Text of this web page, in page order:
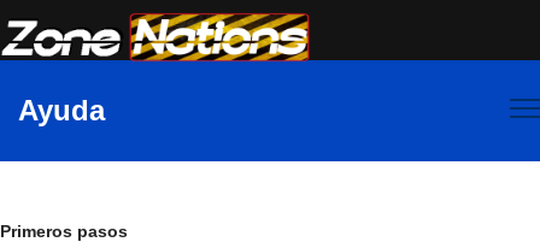
Ayuda
Primeros pasos